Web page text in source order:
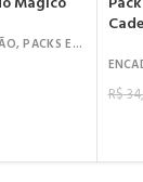
,PACKS E COMBOS
R$